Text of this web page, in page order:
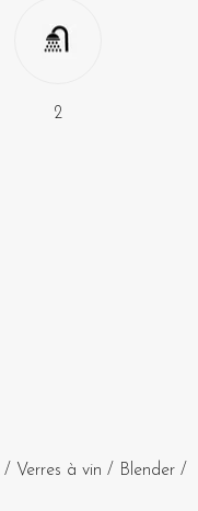
2
/ Verres à vin / Blender /